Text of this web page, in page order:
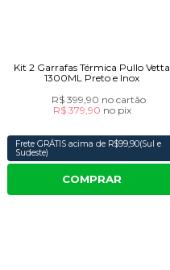
Kit 2 Garrafas Térmica Pullo Vetta
1300ML Preto e Inox
R$ 399,90 no cartão
R$ 379,90 no pix
Frete GRÁTIS acima de R$99,90(Sul e
Sudeste)
COMPRAR